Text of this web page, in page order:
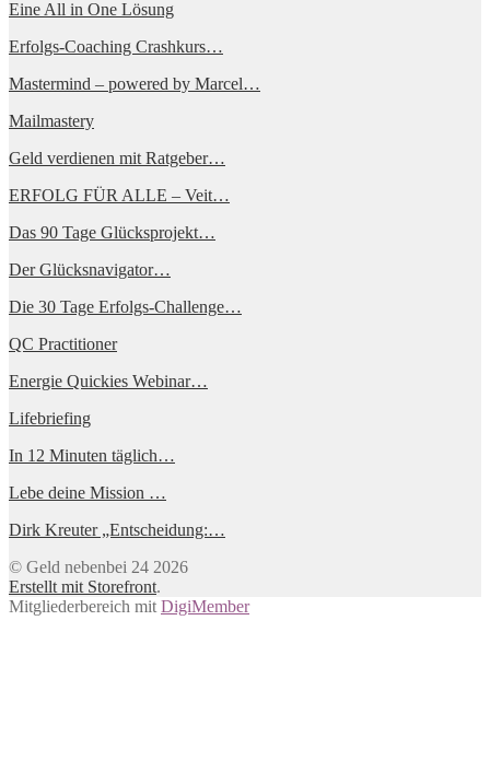
Eine All in One Lösung
Erfolgs-Coaching Crashkurs…
Mastermind – powered by Marcel…
Mailmastery
Geld verdienen mit Ratgeber…
ERFOLG FÜR ALLE – Veit…
Das 90 Tage Glücksprojekt…
Der Glücksnavigator…
Die 30 Tage Erfolgs-Challenge…
QC Practitioner
Energie Quickies Webinar…
Lifebriefing
In 12 Minuten täglich…
Lebe deine Mission …
Dirk Kreuter „Entscheidung:…
© Geld nebenbei 24 2026
Erstellt mit Storefront.
Mitgliederbereich mit DigiMember